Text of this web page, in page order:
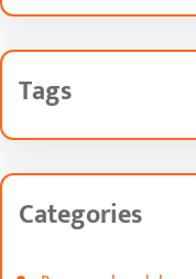
Tags
Categories